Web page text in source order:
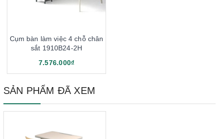
Cụm bàn làm việc 4 chỗ chân
sắt 1910B24-2H
7.576.000₫
SẢN PHẨM ĐÃ XEM